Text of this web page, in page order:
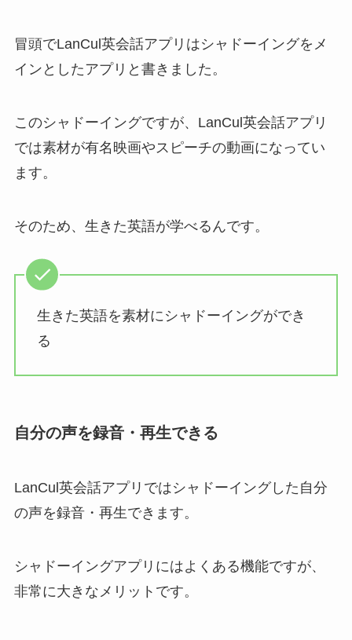
冒頭でLanCul英会話アプリはシャドーイングをメ
インとしたアプリと書きました。
このシャドーイングですが、LanCul英会話アプリ
では素材が有名映画やスピーチの動画になってい
ます。
そのため、生きた英語が学べるんです。
生きた英語を素材にシャドーイングができ
る
自分の声を録音・再生できる
LanCul英会話アプリではシャドーイングした自分
の声を録音・再生できます。
シャドーイングアプリにはよくある機能ですが、
非常に大きなメリットです。